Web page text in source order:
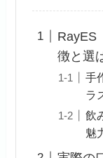
RayES
徴と選
手
ラ
飲
魅